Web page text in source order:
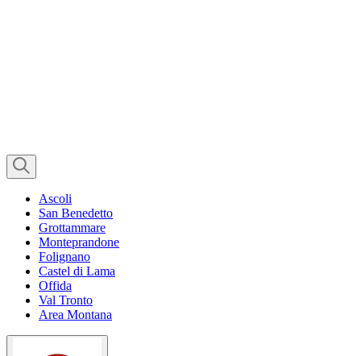
Ascoli
San Benedetto
Grottammare
Monteprandone
Folignano
Castel di Lama
Offida
Val Tronto
Area Montana